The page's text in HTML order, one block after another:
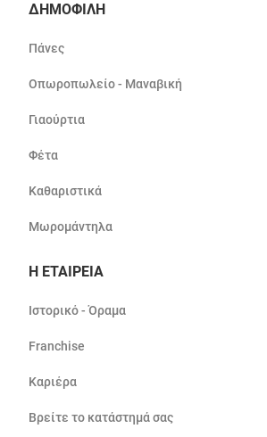
ΔΗΜΟΦΙΛΗ
Πάνες
Οπωροπωλείο - Μαναβική
Γιαούρτια
Φέτα
Καθαριστικά
Μωρομάντηλα
Η ΕΤΑΙΡΕΙΑ
Ιστορικό - Όραμα
Franchise
Καριέρα
Βρείτε το κατάστημά σας